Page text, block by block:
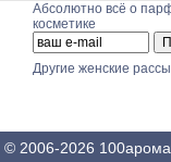
Абсолютно всё о
косметике
Другие женские
© 2006-2026